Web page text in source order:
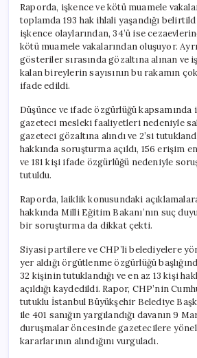
Raporda, işkence ve kötü muamele
toplamda 193 hak ihlali yaşandığı
işkence olaylarından, 34’ü ise
kötü muamele vakalarından oluşuyor.
gösteriler sırasında gözaltına alınan ve
kalan bireylerin sayısının bu rakamın
ifade edildi.
Düşünce ve ifade özgürlüğü kapsamında
gazeteci mesleki faaliyetleri nedeniyle
gazeteci gözaltına alındı ve 2’si
hakkında soruşturma açıldı, 156 erişim
ve 181 kişi ifade özgürlüğü nedeniyle
tutuldu.
Raporda, laiklik konusundaki
hakkında Milli Eğitim Bakanı’nın suç
bir soruşturma da dikkat çekti.
Siyasi partilere ve CHP’li belediyelere
yer aldığı örgütlenme özgürlüğü
32 kişinin tutuklandığı ve en az 13 kişi
açıldığı kaydedildi. Rapor, CHP’nin
tutuklu İstanbul Büyükşehir Belediye
ile 401 sanığın yargılandığı davanın 9
duruşmalar öncesinde gazetecilere
kararlarının alındığını vurguladı.